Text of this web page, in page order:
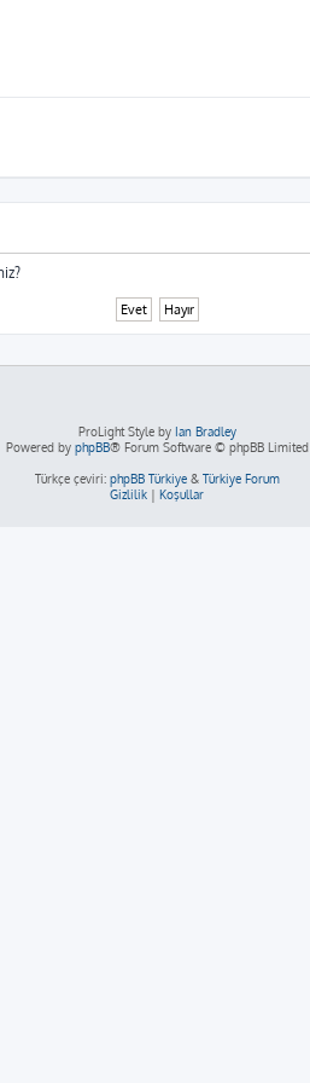
ProLight Style by Ian Bradley
Powered by phpBB® Forum Software © phpBB Limited
Türkçe çeviri: phpBB Türkiye& Türkiye Forum
Gizlilik | Koşullar